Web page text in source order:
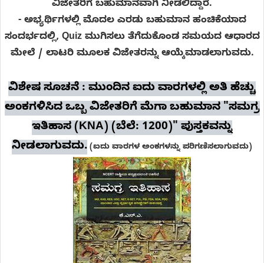
ವಿಜೇತರಿಗೆ ಬಹುಮಾನವಾಗಿ ನೀಡಲಿದ್ದಾರೆ.
- ಅಭ್ಯರ್ಥಿಗಳಲ್ಲಿ ಮೊದಲ ಎರಡು ಬಹುಮಾನ ಹಂಚಿಕೆಯಾದ
ಸಂದರ್ಭದಲ್ಲಿ, Quiz ಮುಗಿಸಲು ತೆಗೆದುಕೊಂಡ ಸಮಯದ ಆಧಾರದ
ಮೇಲೆ / ಲಾಟರಿ ಮೂಲಕವಿಜೇತರನ್ನು ಆಯ್ಕೆಮಾಡಲಾಗುವದು.
ವಿಶೇಷ ಸೂಚನೆ : ಮುಂದಿನ ಐದು ವಾರಗಳಲ್ಲಿ ಅತಿ ಹೆಚ್ಚು
ಅಂಕಗಳಿಸಿದ ಒಬ್ಬ ವಿಜೇತರಿಗೆ ಮೆಗಾ ಬಹುಮಾನ "ಸಮಗ್ರ
ಇತಿಹಾಸ (KNA) (ಬೆಲೆ: 1200)" ಪುಸ್ತಕವನ್ನು
ನೀಡಲಾಗುವದು. (ಐದು ವಾರಗಳ ಅಂಕಗಳನ್ನು ಪರಿಗಣಿಸಲಾಗುವದು)